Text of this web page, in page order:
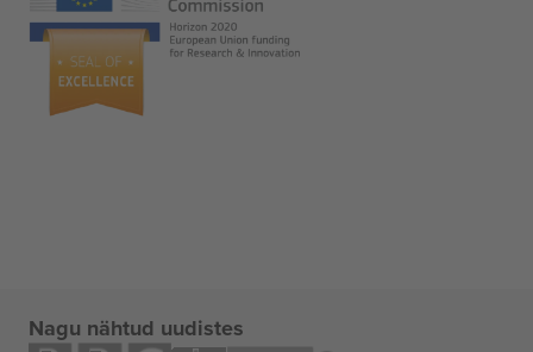
Nagu nähtud uudistes